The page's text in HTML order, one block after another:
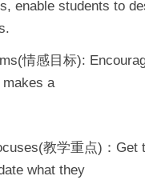
enable students to
情感目标):
a
教学重点)：Get
what they